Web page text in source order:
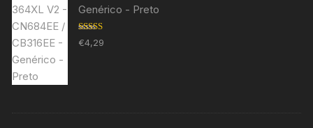
Genérico - Preto
Avaliação
5.00de 5
€4,29